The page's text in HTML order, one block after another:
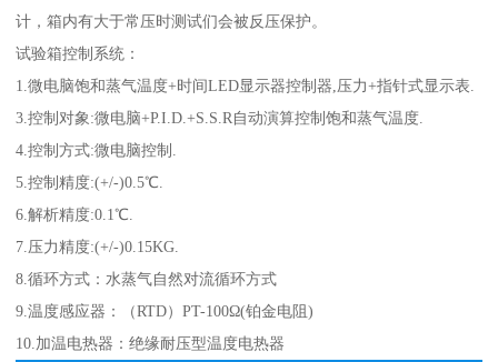
计，箱内有大于常压时测试们会被反压保护。
试验箱控制系统：
1.微电脑饱和蒸气温度+时间LED显示器控制器,压力+指针式显示表.
3.控制对象:微电脑+P.I.D.+S.S.R自动演算控制饱和蒸气温度.
4.控制方式:微电脑控制.
5.控制精度:(+/-)0.5℃.
6.解析精度:0.1℃.
7.压力精度:(+/-)0.15KG.
8.循环方式：水蒸气自然对流循环方式
9.温度感应器：（RTD）PT-100Ω(铂金电阻)
10.加温电热器：绝缘耐压型温度电热器